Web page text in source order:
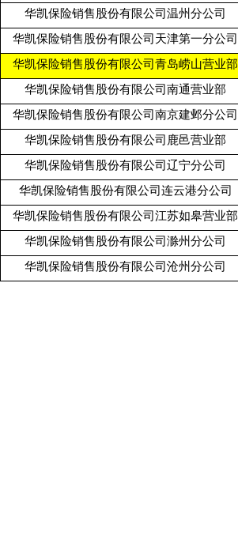
华凯保险销售股份有限公司温州分公司
华凯保险销售股份有限公司天津第一分公司
华凯保险销售股份有限公司青岛崂山营业部
华凯保险销售股份有限公司南通营业部
华凯保险销售股份有限公司南京建邺分公司
华凯保险销售股份有限公司鹿邑营业部
华凯保险销售股份有限公司辽宁分公司
华凯保险销售股份有限公司连云港分公司
华凯保险销售股份有限公司江苏如皋营业部
华凯保险销售股份有限公司滁州分公司
华凯保险销售股份有限公司沧州分公司